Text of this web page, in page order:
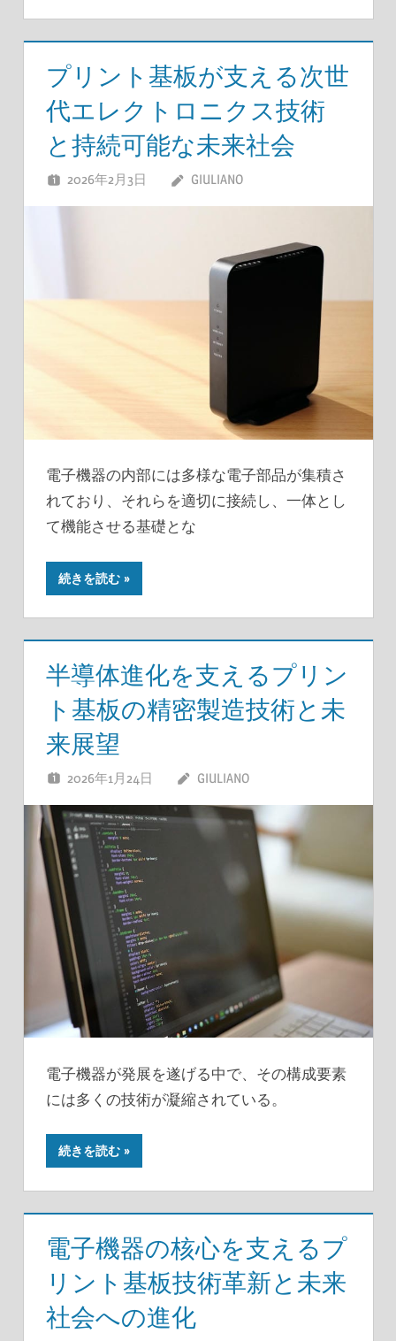
プリント基板が支える次世
代エレクトロニクス技術
と持続可能な未来社会
2026年2月3日 GIULIANO
電子機器の内部には多様な電子部品が集積さ
れており、それらを適切に接続し、一体とし
て機能させる基礎とな
続きを読む
半導体進化を支えるプリン
ト基板の精密製造技術と未
来展望
2026年1月24日 GIULIANO
電子機器が発展を遂げる中で、その構成要素
には多くの技術が凝縮されている。
続きを読む
電子機器の核心を支えるプ
リント基板技術革新と未来
社会への進化